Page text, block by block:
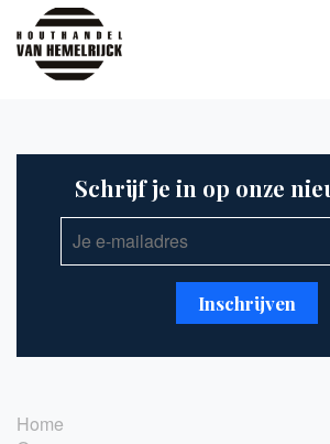
Schrijf je in op onze
Home